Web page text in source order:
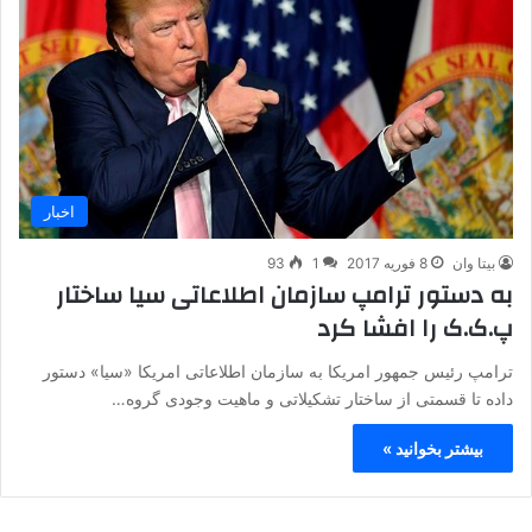
اخبار
بیتا وان 8 فوریه 2017 1
93
به دستور ترامپ سازمان اطلاعاتی سیا ساختار
پ.ک.ک را افشا کرد
ترامپ رئیس جمهور امریکا به سازمان اطلاعاتی امریکا «سیا» دستور
داده تا قسمتی از ساختار تشکیلاتی و ماهیت وجودی گروه…
بیشتر بخوانید »